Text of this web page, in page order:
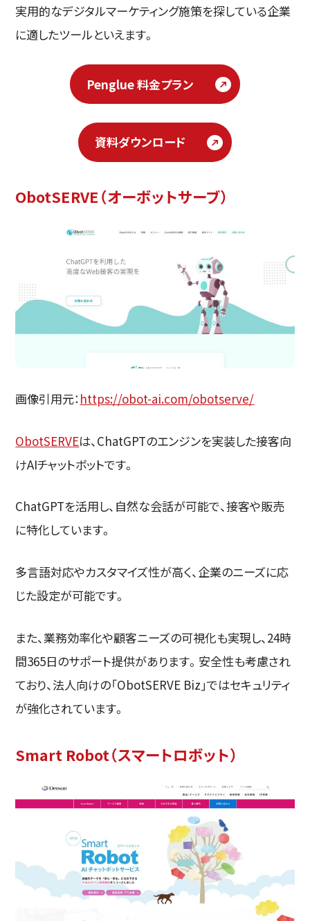
実用的なデジタルマーケティング施策を探している企業
に適したツールといえます。
Penglue 料金プラン
資料ダウンロード
ObotSERVE（オーボットサーブ）
画像引用元： https://obot-ai.com/obotserve/
ObotSERVEは、ChatGPTのエンジンを実装した接客向
けAIチャットボットです。
ChatGPTを活用し、自然な会話が可能で、接客や販売
に特化しています。
多言語対応やカスタマイズ性が高く、企業のニーズに応
じた設定が可能です。
また、業務効率化や顧客ニーズの可視化も実現し、24時
間365日のサポート提供があります。安全性も考慮され
ており、法人向けの「ObotSERVE Biz」ではセキュリティ
が強化されています。
Smart Robot（スマートロボット）